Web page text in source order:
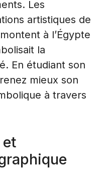
Les
artistiques de
à l’Égypte
la
En étudiant son
mieux son
à travers